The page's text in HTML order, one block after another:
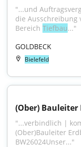
"...und
die
Bereich Tiefbau..."
GOLDBECK
Bielefeld
(Ober) Bauleiter
"...verbindlich |
(Ober)Bauleiter
BW26024Unser..."